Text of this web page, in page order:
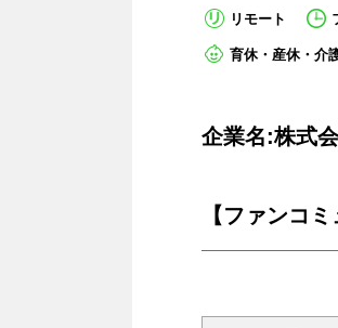
リモート
育休・産休・介
企業名:株式
【ファンコ